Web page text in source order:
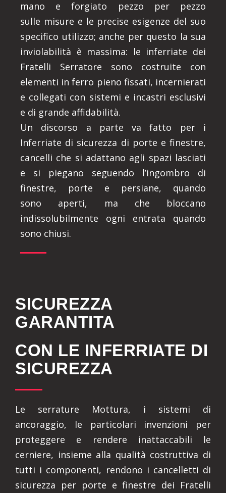
mano e forgiato pezzo per pezzo
sulle misure e le precise esigenze del suo
specifico utilizzo; anche per questo la sua
inviolabilità è massima: le inferriate dei
Fratelli Serratore sono costruite con
elementi in ferro pieno fissati, incernierati
e collegati con sistemi e incastri esclusivi
e di grande affidabilità.
Un discorso a parte va fatto per i
Inferriate di sicurezza di porte e finestre,
cancelli che si adattano agli spazi lasciati
e si piegano seguendo l’ingombro di
finestre, porte e persiane, quando
sono aperti, ma che bloccano
indissolubilmente ogni entrata quando
sono chiusi.
SICUREZZA
GARANTITA
CON LE INFERRIATE DI
SICUREZZA
Le serrature Mottura, i sistemi di
ancoraggio, le particolari invenzioni per
proteggere e rendere inattaccabili le
cerniere, insieme alla qualità costruttiva di
tutti i componenti, rendono i cancelletti di
sicurezza per porte e finestre dei Fratelli